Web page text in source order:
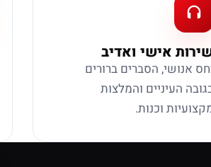
אישי ואדיב
אנושי, הסברים ברורים
העיניים והמלצות
וכנות.